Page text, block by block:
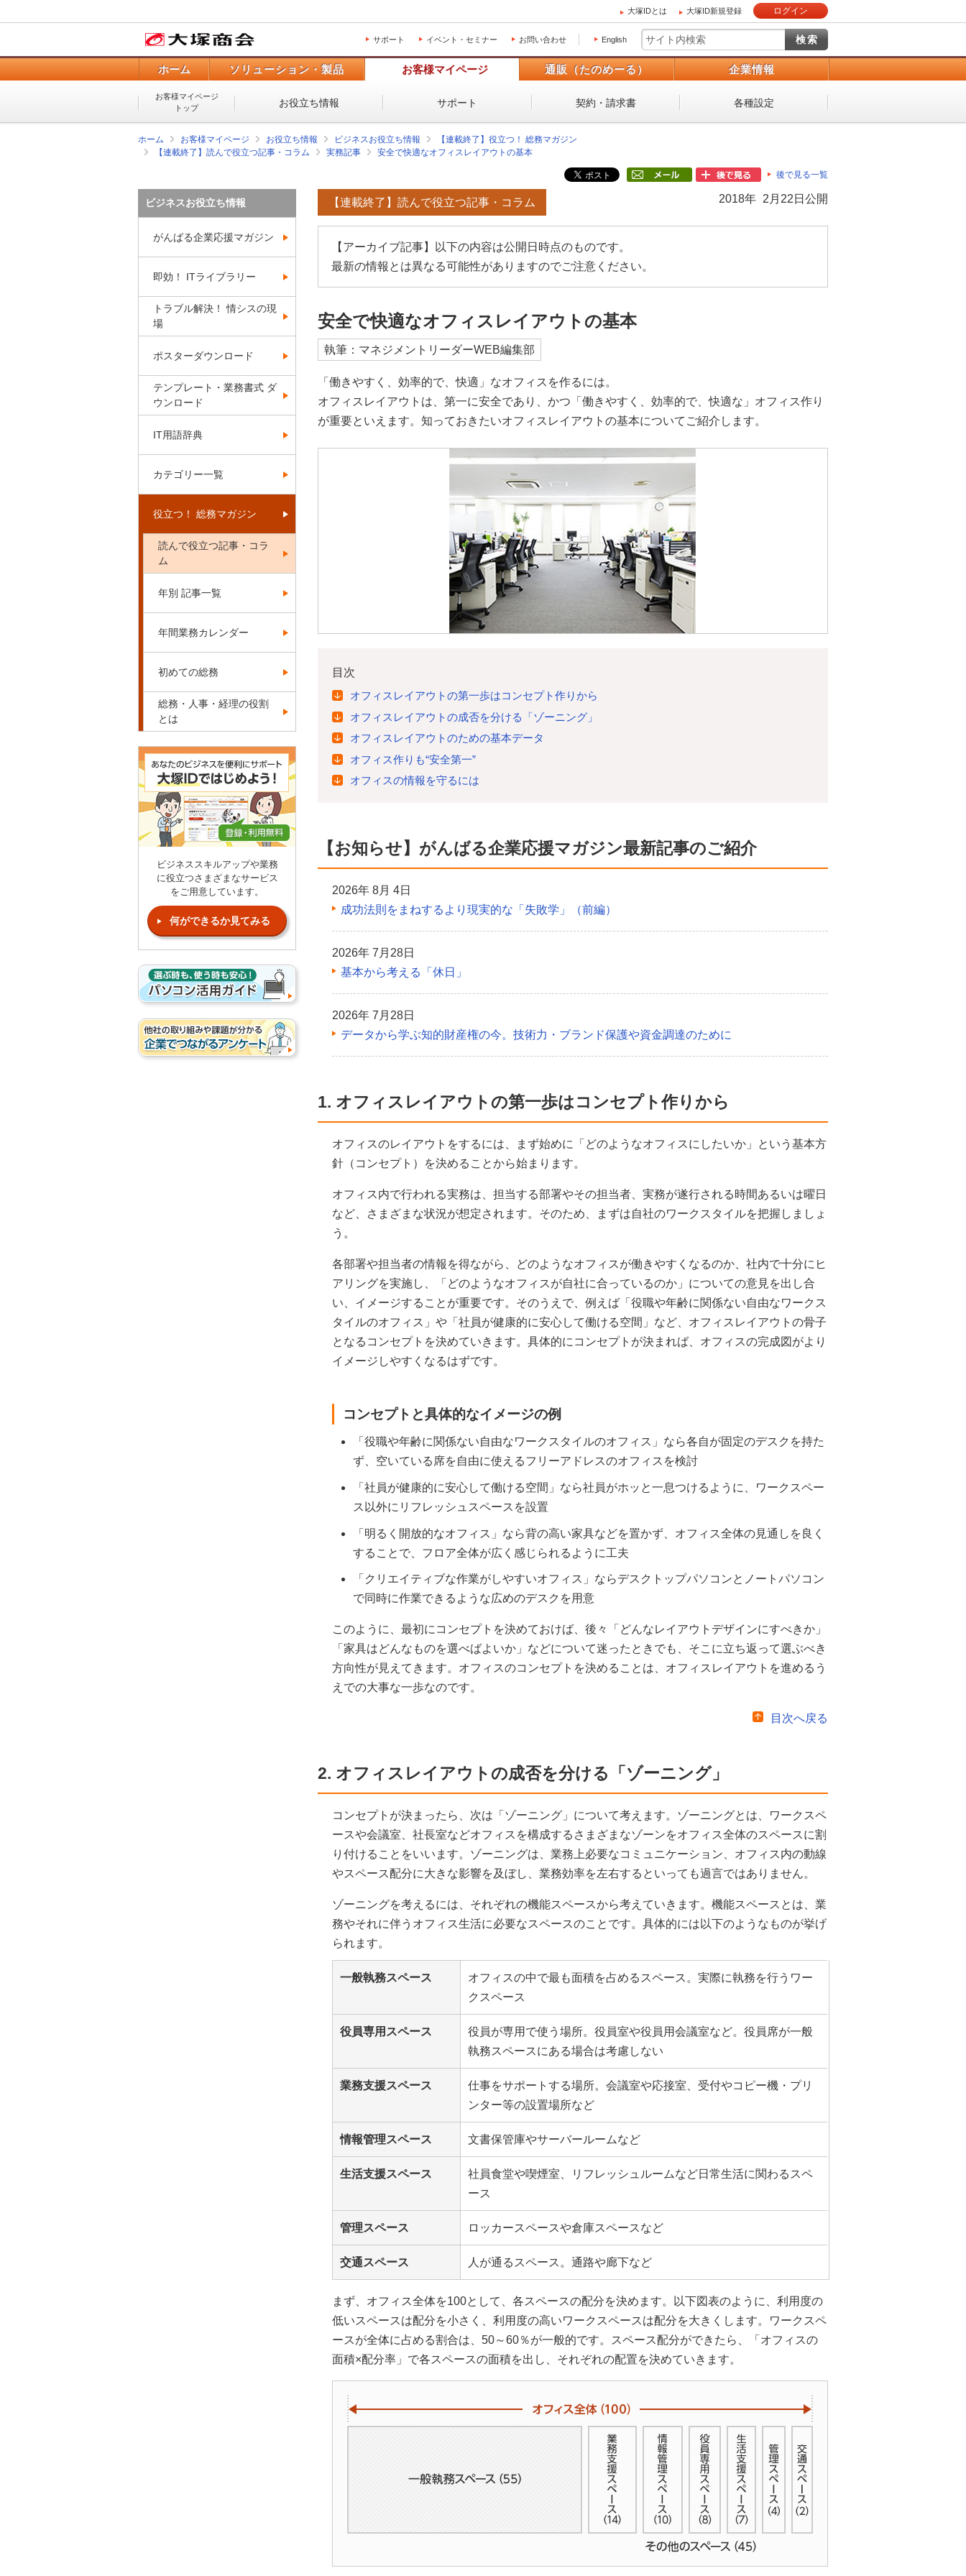
大塚IDとは 大塚ID新規登録 ログイン
サポート イベント・セミナー お問い合わせ English
ホーム ソリューション・製品 お客様マイページ 通販（たのめーる） 企業情報
お客様マイページ
トップ
お役立ち情報 サポート 契約・請求書 各種設定
ホーム お客様マイページ お役立ち情報 ビジネスお役立ち情報
【連載終了】役立つ！ 総務マガジン
【連載終了】読んで役立つ記事・コラム
実務記事 安全で快適なオフィスレイアウトの基本
後で見る一覧
2018年 2月22日公開
【連載終了】読んで役立つ記事・コラム
【アーカイブ記事】以下の内容は公開日時点のものです。
最新の情報とは異なる可能性がありますのでご注意ください。
安全で快適なオフィスレイアウトの基本
執筆：マネジメントリーダーWEB編集部
「働きやすく、効率的で、快適」なオフィスを作るには。
オフィスレイアウトは、第一に安全であり、かつ「働きやすく、効率的で、快適な」オフィス作り
が重要といえます。知っておきたいオフィスレイアウトの基本についてご紹介します。
目次
オフィスレイアウトの第一歩はコンセプト作りから
オフィスレイアウトの成否を分ける「ゾーニング」
オフィスレイアウトのための基本データ
オフィス作りも“安全第一”
オフィスの情報を守るには
【お知らせ】がんばる企業応援マガジン最新記事のご紹介
2026年 8月 4日
成功法則をまねするより現実的な「失敗学」（前編）
2026年 7月28日
基本から考える「休日」
2026年 7月28日
データから学ぶ知的財産権の今。技術力・ブランド保護や資金調達のために
1. オフィスレイアウトの第一歩はコンセプト作りから
オフィスのレイアウトをするには、まず始めに「どのようなオフィスにしたいか」という基本方
針（コンセプト）を決めることから始まります。
オフィス内で行われる実務は、担当する部署やその担当者、実務が遂行される時間あるいは曜日
など、さまざまな状況が想定されます。そのため、まずは自社のワークスタイルを把握しましょ
う。
各部署や担当者の情報を得ながら、どのようなオフィスが働きやすくなるのか、社内で十分にヒ
アリングを実施し、「どのようなオフィスが自社に合っているのか」についての意見を出し合
い、イメージすることが重要です。そのうえで、例えば「役職や年齢に関係ない自由なワークス
タイルのオフィス」や「社員が健康的に安心して働ける空間」など、オフィスレイアウトの骨子
となるコンセプトを決めていきます。具体的にコンセプトが決まれば、オフィスの完成図がより
イメージしやすくなるはずです。
コンセプトと具体的なイメージの例
「役職や年齢に関係ない自由なワークスタイルのオフィス」なら各自が固定のデスクを持た
ず、空いている席を自由に使えるフリーアドレスのオフィスを検討
「社員が健康的に安心して働ける空間」なら社員がホッと一息つけるように、ワークスペー
ス以外にリフレッシュスペースを設置
「明るく開放的なオフィス」なら背の高い家具などを置かず、オフィス全体の見通しを良く
することで、フロア全体が広く感じられるように工夫
「クリエイティブな作業がしやすいオフィス」ならデスクトップパソコンとノートパソコン
で同時に作業できるような広めのデスクを用意
このように、最初にコンセプトを決めておけば、後々「どんなレイアウトデザインにすべきか」
「家具はどんなものを選べばよいか」などについて迷ったときでも、そこに立ち返って選ぶべき
方向性が見えてきます。オフィスのコンセプトを決めることは、オフィスレイアウトを進めるう
えでの大事な一歩なのです。
目次へ戻る
2. オフィスレイアウトの成否を分ける「ゾーニング」
コンセプトが決まったら、次は「ゾーニング」について考えます。ゾーニングとは、ワークスペ
ースや会議室、社長室などオフィスを構成するさまざまなゾーンをオフィス全体のスペースに割
り付けることをいいます。ゾーニングは、業務上必要なコミュニケーション、オフィス内の動線
やスペース配分に大きな影響を及ぼし、業務効率を左右するといっても過言ではありません。
ゾーニングを考えるには、それぞれの機能スペースから考えていきます。機能スペースとは、業
務やそれに伴うオフィス生活に必要なスペースのことです。具体的には以下のようなものが挙げ
られます。
一般執務スペース
オフィスの中で最も面積を占めるスペース。実際に執務を行うワー
クスペース
役員専用スペース
役員が専用で使う場所。役員室や役員用会議室など。役員席が一般
執務スペースにある場合は考慮しない
業務支援スペース
仕事をサポートする場所。会議室や応接室、受付やコピー機・プリ
ンター等の設置場所など
情報管理スペース 文書保管庫やサーバールームなど
生活支援スペース
社員食堂や喫煙室、リフレッシュルームなど日常生活に関わるスペ
ース
管理スペース ロッカースペースや倉庫スペースなど
交通スペース 人が通るスペース。通路や廊下など
まず、オフィス全体を100として、各スペースの配分を決めます。以下図表のように、利用度の
低いスペースは配分を小さく、利用度の高いワークスペースは配分を大きくします。ワークスペ
ースが全体に占める割合は、50～60％が一般的です。スペース配分ができたら、「オフィスの
面積×配分率」で各スペースの面積を出し、それぞれの配置を決めていきます。
ビジネスお役立ち情報
がんばる企業応援マガジン
即効！ ITライブラリー
トラブル解決！ 情シスの現
場
ポスターダウンロード
テンプレート・業務書式 ダ
ウンロード
IT用語辞典
カテゴリー一覧
役立つ！ 総務マガジン
読んで役立つ記事・コラ
ム
年別 記事一覧
年間業務カレンダー
初めての総務
総務・人事・経理の役割
とは
ビジネススキルアップや業務
に役立つさまざまなサービス
をご用意しています。
何ができるか見てみる